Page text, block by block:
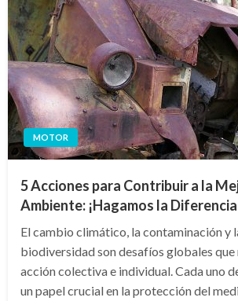
MOTOR
5 Acciones para Contribuir a la
Ambiente: ¡Hagamos la
El cambio climático, la contaminación y
biodiversidad son desafíos globales que
acción colectiva e individual. Cada uno
un papel crucial en la protección del